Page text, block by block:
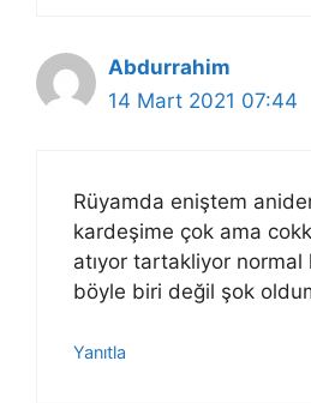
Abdurrahim
14 Mart 2021 07:44
Rüyamda eniştem
kardeşime çok ama
atıyor tartakliyor
böyle biri değil şok
Yanıtla